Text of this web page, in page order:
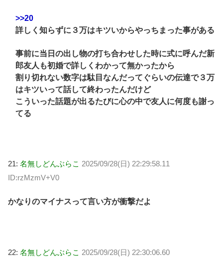
>>20
詳しく知らずに３万はキツいからやっちまった事がある
事前に当日の出し物の打ち合わせした時に式に呼んだ新
郎友人も初婚で詳しくわかって無かったから
割り切れない数字は駄目なんだってぐらいの伝達で３万
はキツいって話して終わったんだけど
こういった話題が出るたびに心の中で友人に何度も謝っ
てる
21: 名無しどんぶらこ 2025/09/28(日) 22:29:58.11
ID:rzMzmV+V0
かなりのマイナスって言い方が衝撃だよ
22: 名無しどんぶらこ 2025/09/28(日) 22:30:06.60